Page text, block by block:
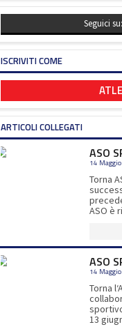
Seguici su:
ISCRIVITI COME
ARTICOLI COLLEGATI
ASO
14
Torna
ASO è
padel
ASO
14
Torna
13